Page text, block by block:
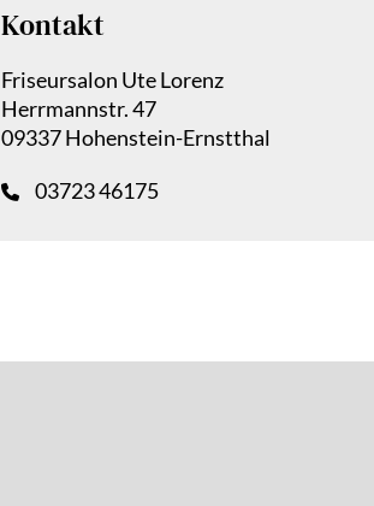
Kontakt
Friseursalon Ute Lorenz
Herrmannstr. 47
09337 Hohenstein-Ernstthal
03723 46175